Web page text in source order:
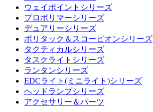
ウェイポイントシリーズ
プロポリマーシリーズ
デュアリーシリーズ
ポリタック＆スコーピオンシリーズ
タクティカルシリーズ
タスクライトシリーズ
ランタンシリーズ
EDCライト(ミニライト)シリーズ
ヘッドランプシリーズ
アクセサリー＆パーツ